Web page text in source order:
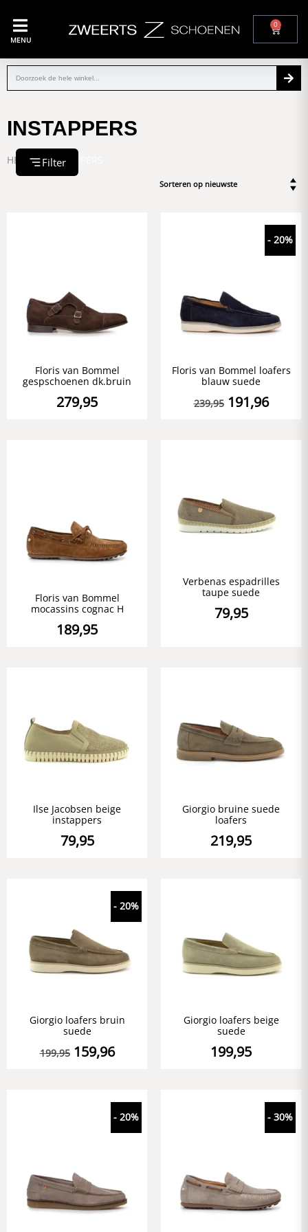
MENU
0
INSTAPPERS
HEREN/ INSTAPPERS
Filter
Floris van Bommel
gespschoenen dk.bruin
279,95
- 20%
Floris van Bommel loafers
blauw suede
239,95 191,96
Floris van Bommel
mocassins cognac H
189,95
Verbenas espadrilles
taupe suede
79,95
Ilse Jacobsen beige
instappers
79,95
Giorgio bruine suede
loafers
219,95
- 20%
Giorgio loafers bruin
suede
199,95 159,96
Giorgio loafers beige
suede
199,95
- 20% - 30%